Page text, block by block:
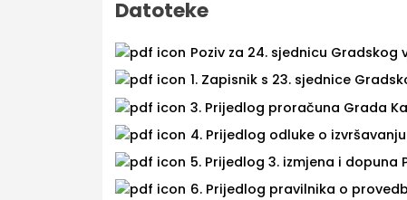
Datoteke
Poziv za 24. sjednicu Gradskog
1. Zapisnik s 23. sjednice
3. Prijedlog proračuna Grada
4. Prijedlog odluke o
5. Prijedlog 3. izmjena i
6. Prijedlog pravilnika o